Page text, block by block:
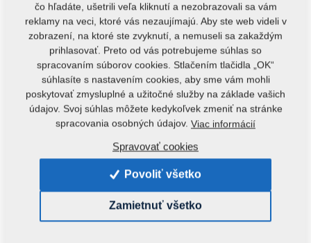
Kód produktu: m81110804-127
Tento diel je použiteľný aj pre nasledovné stroje:
1,0000 Kg
čo hľadáte, ušetrili veľa kliknutí a nezobrazovali sa vám
reklamy na veci, ktoré vás nezaujímajú. Aby ste web videli v
zobrazení, na ktoré ste zvyknutí, a nemuseli sa zakaždým
prihlasovať. Preto od vás potrebujeme súhlas so
spracovaním súborov cookies. Stlačením tlačidla „OK“
súhlasíte s nastavením cookies, aby sme vám mohli
poskytovať zmysluplné a užitočné služby na základe vašich
údajov. Svoj súhlas môžete kedykoľvek zmeniť na stránke
spracovania osobných údajov. Viac informácií
Spravovať cookies
Povoliť všetko
Zamietnuť všetko